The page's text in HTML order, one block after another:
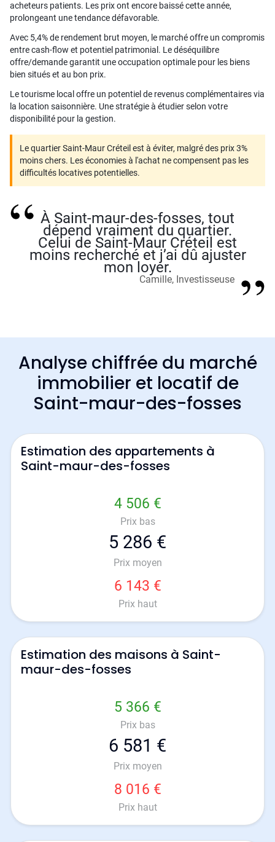
acheteurs patients. Les prix ont encore baissé cette année,
prolongeant une tendance défavorable.
Avec 5,4% de rendement brut moyen, le marché offre un compromis
entre cash-flow et potentiel patrimonial. Le déséquilibre
offre/demande garantit une occupation optimale pour les biens
bien situés et au bon prix.
Le tourisme local offre un potentiel de revenus complémentaires via
la location saisonnière. Une stratégie à étudier selon votre
disponibilité pour la gestion.
Le quartier Saint-Maur Créteil est à éviter, malgré des prix 3%
moins chers. Les économies à l'achat ne compensent pas les
difficultés locatives potentielles.
À Saint-maur-des-fosses, tout
dépend vraiment du quartier.
Celui de Saint-Maur Créteil est
moins recherché et j’ai dû ajuster
mon loyer.
Camille, Investisseuse
Analyse chiffrée du marché
immobilier et locatif de
Saint-maur-des-fosses
Estimation des appartements à
Saint-maur-des-fosses
4 506 €
Prix bas
5 286 €
Prix moyen
6 143 €
Prix haut
Estimation des maisons à Saint-
maur-des-fosses
5 366 €
Prix bas
6 581 €
Prix moyen
8 016 €
Prix haut